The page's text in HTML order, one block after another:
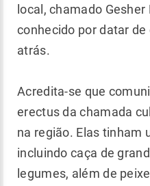
local, chamado Gesher
conhecido por datar
atrás.
Acredita-se que
erectus da chamada
na região. Elas tinham
incluindo caça de
legumes, além de